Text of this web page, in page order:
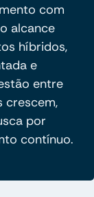
com
alcance
híbridos,
e
entre
crescem,
por
contínuo.